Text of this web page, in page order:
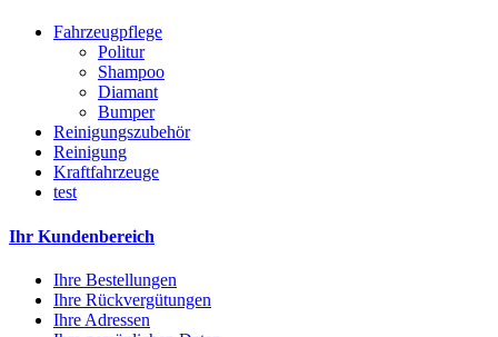
Fahrzeugpflege
Politur
Shampoo
Diamant
Bumper
Reinigungszubehör
Reinigung
Kraftfahrzeuge
test
Ihr Kundenbereich
Ihre Bestellungen
Ihre Rückvergütungen
Ihre Adressen